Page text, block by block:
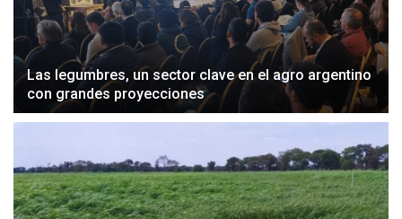
Las legumbres, un sector clave en el agro argentino
con grandes proyecciones